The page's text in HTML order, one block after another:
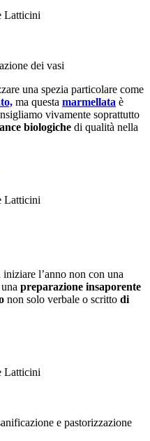
Latticini
dei vasi
una spezia particolare come
ma questa marmellata è
vivamente soprattutto
biologiche di qualità nella
Latticini
l’anno non con una
preparazione insaporente
non solo verbale o scritto di
Latticini
e pastorizzazione